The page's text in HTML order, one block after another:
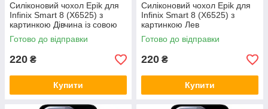
Силіконовий чохол Epik для
Infinix Smart 8 (X6525) з
картинкою Дівчина із совою
Готово до відправки
220 ₴
Купити
Силіконовий чохол Epik для
Infinix Smart 8 (X6525) з
картинкою Лев
Готово до відправки
220 ₴
Купити